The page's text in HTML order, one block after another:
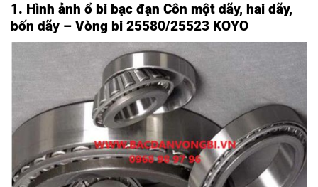
1. Hình ảnh ổ bi bạc đạn Côn một dãy, hai dãy,
bốn dãy – Vòng bi 25580/25523 KOYO